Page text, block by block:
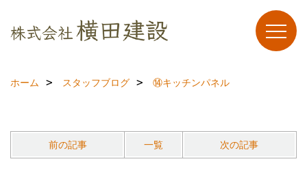
ホーム スタッフブログ ⑭キッチンパネル
前の記事 一覧 次の記事